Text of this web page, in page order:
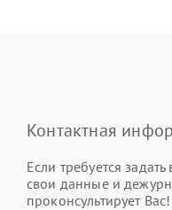
Контактная
Если требуется
свои данные и
проконсультирует Вас!